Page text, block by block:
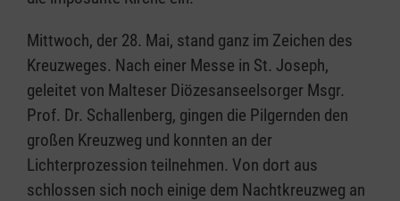
Mittwoch, der 28. Mai, stand ganz im Zeichen des
Kreuzweges. Nach einer Messe in St. Joseph,
geleitet von Malteser Diözesanseelsorger Msgr.
Prof. Dr. Schallenberg, gingen die Pilgernden den
großen Kreuzweg und konnten an der
Lichterprozession teilnehmen. Von dort aus
schlossen sich noch einige dem Nachtkreuzweg an